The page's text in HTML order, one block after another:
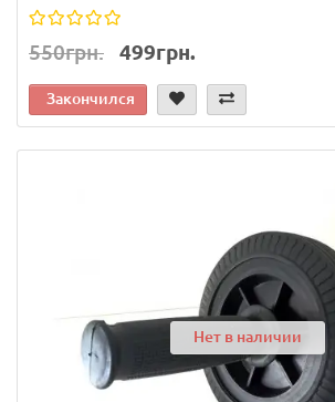
550грн. 499грн.
Закончился
Нет в наличии